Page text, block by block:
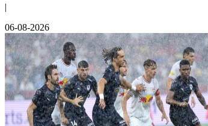
|
06-08-2026